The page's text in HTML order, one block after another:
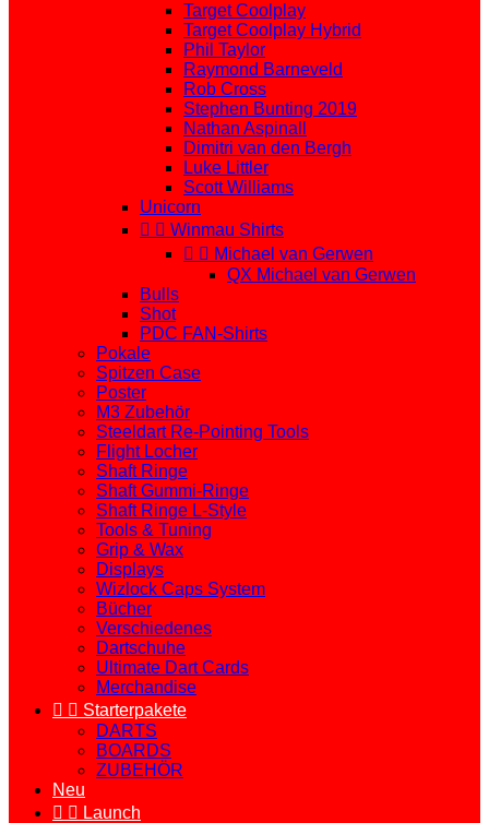
Target Coolplay
Target Coolplay Hybrid
Phil Taylor
Raymond Barneveld
Rob Cross
Stephen Bunting 2019
Nathan Aspinall
Dimitri van den Bergh
Luke Littler
Scott Williams
Unicorn
  Winmau Shirts
  Michael van Gerwen
QX Michael van Gerwen
Bulls
Shot
PDC FAN-Shirts
Pokale
Spitzen Case
Poster
M3 Zubehör
Steeldart Re-Pointing Tools
Flight Locher
Shaft Ringe
Shaft Gummi-Ringe
Shaft Ringe L-Style
Tools & Tuning
Grip & Wax
Displays
Wizlock Caps System
Bücher
Verschiedenes
Dartschuhe
Ultimate Dart Cards
Merchandise
  Starterpakete
DARTS
BOARDS
ZUBEHÖR
Neu
  Launch